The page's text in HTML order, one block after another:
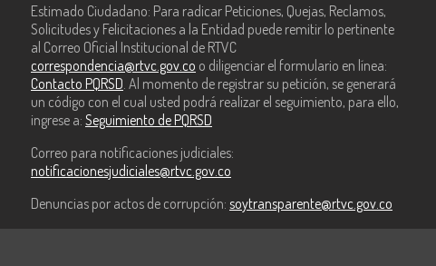
Estimado Ciudadano: Para radicar Peticiones, Quejas, Reclamos,
Solicitudes y Felicitaciones a la Entidad puede remitir lo pertinente
al Correo Oficial Institucional de RTVC
correspondencia@rtvc.gov.co o diligenciar el formulario en línea:
Contacto PQRSD . Al momento de registrar su petición, se generará
un código con el cual usted podrá realizar el seguimiento, para ello,
ingrese a: Seguimiento de PQRSD
Correo para notificaciones judiciales:
notificacionesjudiciales@rtvc.gov.co
Denuncias por actos de corrupción: soytransparente@rtvc.gov.co